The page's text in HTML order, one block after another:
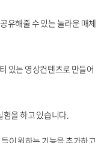
유해줄 수 있는 놀라운 매체
있는 영상컨텐츠로 만들어
험을 하고 있습니다.